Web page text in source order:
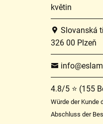
květin
Slovanská
326 00 Plzeň
4.8/5 ⭐ (155
Würde der Kunde
Abschluss der